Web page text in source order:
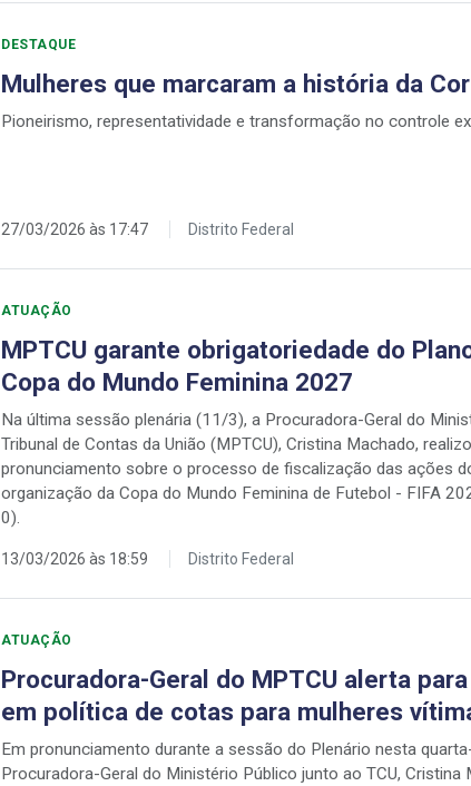
DESTAQUE
Mulheres que marcaram a história da
Pioneirismo, representatividade e transformação no controle
27/03/2026 às 17:47 Distrito Federal
ATUAÇÃO
MPTCU garante obrigatoriedade do
Copa do Mundo Feminina 2027
Na última sessão plenária (11/3), a Procuradora-Geral do
Tribunal de Contas da União (MPTCU), Cristina Machado,
pronunciamento sobre o processo de fiscalização das ações
organização da Copa do Mundo Feminina de Futebol - FIFA
0).
13/03/2026 às 18:59 Distrito Federal
ATUAÇÃO
Procuradora-Geral do MPTCU alerta
em política de cotas para mulheres
Em pronunciamento durante a sessão do Plenário nesta
Procuradora-Geral do Ministério Público junto ao TCU,